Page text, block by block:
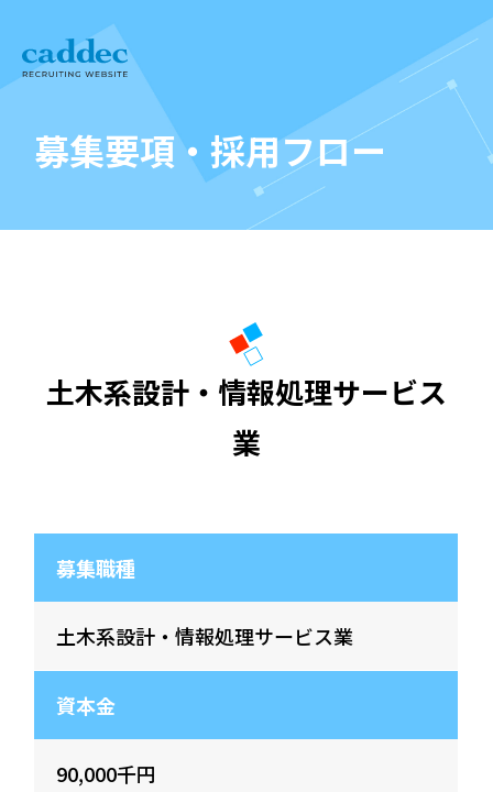
募集要項・採用フロー
土木系設計・情報処理サービス
業
募集職種
土木系設計・情報処理サービス業
資本金
90,000千円